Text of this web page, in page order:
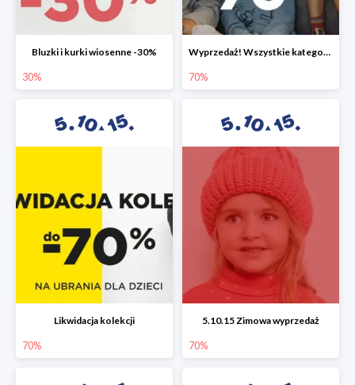
Bluzki i kurki wiosenne -30%
30%
Wyprzedaż! Wszystkie kategorie do -70%
70%
Likwidacja kolekcji
70%
5.10.15 Zimowa wyprzedaż
70%